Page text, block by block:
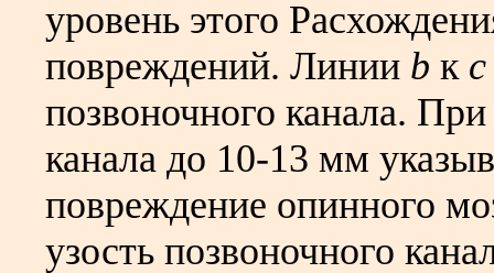
уровень этого
повреждений. Линии b к с
позвоночного канала.
канала до 10-13 мм
повреждение опинного
узость позвоночного